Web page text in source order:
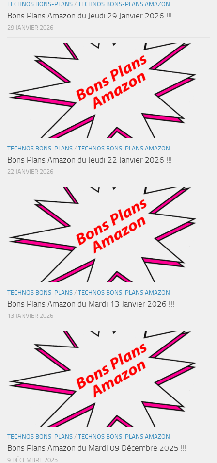
TECHNOS BONS-PLANS / TECHNOS BONS-PLANS AMAZON
Bons Plans Amazon du Jeudi 29 Janvier 2026 !!!
29 JANVIER 2026
TECHNOS BONS-PLANS / TECHNOS BONS-PLANS AMAZON
Bons Plans Amazon du Jeudi 22 Janvier 2026 !!!
22 JANVIER 2026
TECHNOS BONS-PLANS / TECHNOS BONS-PLANS AMAZON
Bons Plans Amazon du Mardi 13 Janvier 2026 !!!
13 JANVIER 2026
TECHNOS BONS-PLANS / TECHNOS BONS-PLANS AMAZON
Bons Plans Amazon du Mardi 09 Décembre 2025 !!!
9 DÉCEMBRE 2025